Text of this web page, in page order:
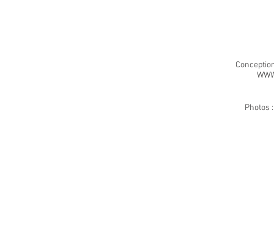
Photos